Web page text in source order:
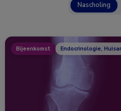
Nascholing
Bijeenkomst Endocrinologie,